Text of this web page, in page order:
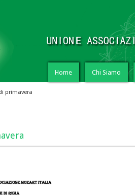
Home Chi Siamo
primavera